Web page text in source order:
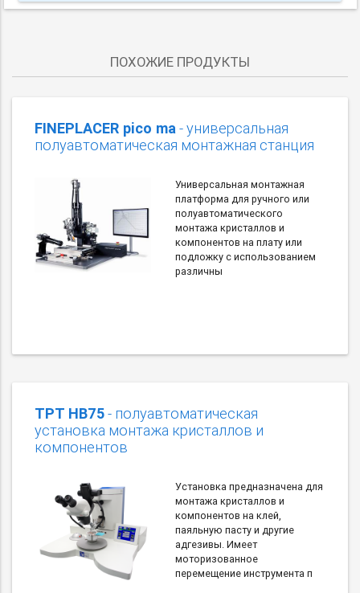
ПОХОЖИЕ ПРОДУКТЫ
FINEPLACER pico ma- универсальная
полуавтоматическая монтажная станция
Универсальная монтажная
платформа для ручного или
полуавтоматического
монтажа кристаллов и
компонентов на плату или
подложку с использованием
различны
TPT HB75- полуавтоматическая
установка монтажа кристаллов и
компонентов
Установка предназначена для
монтажа кристаллов и
компонентов на клей,
паяльную пасту и другие
адгезивы. Имеет
моторизованное
перемещение инструмента п